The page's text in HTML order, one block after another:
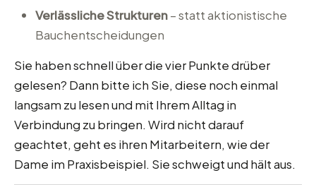
Verlässliche Strukturen– statt aktionistische
Bauchentscheidungen
Sie haben schnell über die vier Punkte drüber
gelesen? Dann bitte ich Sie, diese noch einmal
langsam zu lesen und mit Ihrem Alltag in
Verbindung zu bringen. Wird nicht darauf
geachtet, geht es ihren Mitarbeitern, wie der
Dame im Praxisbeispiel. Sie schweigt und hält aus.